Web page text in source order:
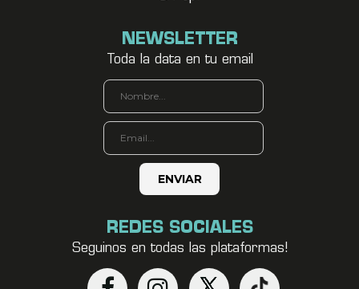
NEWSLETTER
Toda la data en tu email
REDES SOCIALES
Seguinos en todas las plataformas!